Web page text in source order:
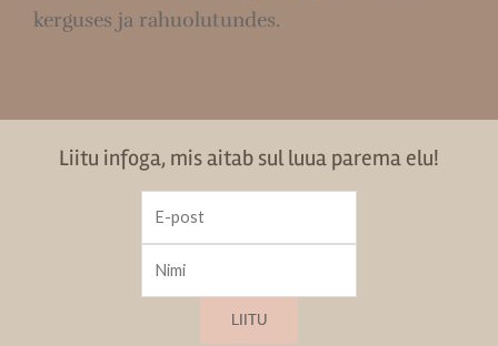
kerguses ja rahuolutundes.
Liitu infoga, mis aitab sul luua parema elu!
LIITU